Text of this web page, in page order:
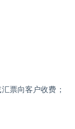
票向客户收费；